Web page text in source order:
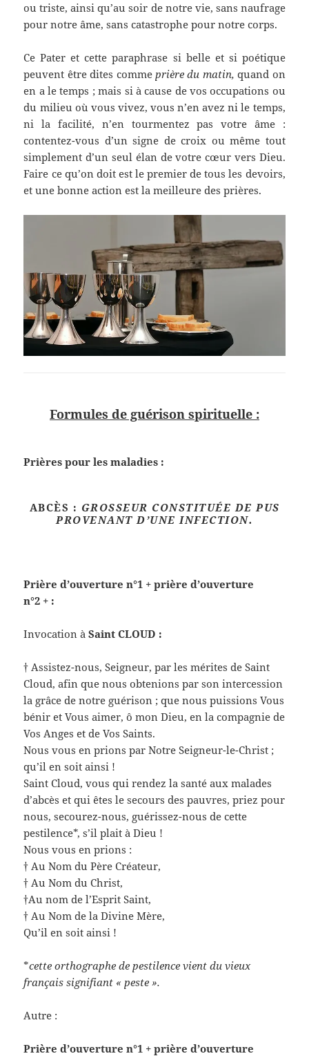
ou triste, ainsi qu’au soir de notre vie, sans naufrage
pour notre âme, sans catastrophe pour notre corps.
Ce Pater et cette paraphrase si belle et si poétique
peuvent être dites comme prière du matin,quand on
en a le temps ; mais si à cause de vos occupations ou
du milieu où vous vivez, vous n’en avez ni le temps,
ni la facilité, n’en tourmentez pas votre âme :
contentez-vous d’un signe de croix ou même tout
simplement d’un seul élan de votre cœur vers Dieu.
Faire ce qu’on doit est le premier de tous les devoirs,
et une bonne action est la meilleure des prières.
Formules de guérison spirituelle :
Prières pour les maladies :
ABCÈS : GROSSEUR CONSTITUÉE DE PUS
PROVENANT D’UNE INFECTION.
Prière d’ouverture n°1 + prière d’ouverture
n°2 + :
Invocation àSaint CLOUD :
† Assistez-nous, Seigneur, par les mérites de Saint
Cloud, afin que nous obtenions par son intercession
la grâce de notre guérison ; que nous puissions Vous
bénir et Vous aimer, ô mon Dieu, en la compagnie de
Vos Anges et de Vos Saints.
Nous vous en prions par Notre Seigneur-le-Christ ;
qu’il en soit ainsi !
Saint Cloud, vous qui rendez la santé aux malades
d’abcès et qui êtes le secours des pauvres, priez pour
nous, secourez-nous, guérissez-nous de cette
pestilence*, s’il plait à Dieu !
Nous vous en prions :
† Au Nom du Père Créateur,
† Au Nom du Christ,
†Au nom de l’Esprit Saint,
† Au Nom de la Divine Mère,
Qu’il en soit ainsi !
*cette orthographe de pestilence vient du vieux
français signifiant « peste ».
Autre :
Prière d’ouverture n°1 + prière d’ouverture